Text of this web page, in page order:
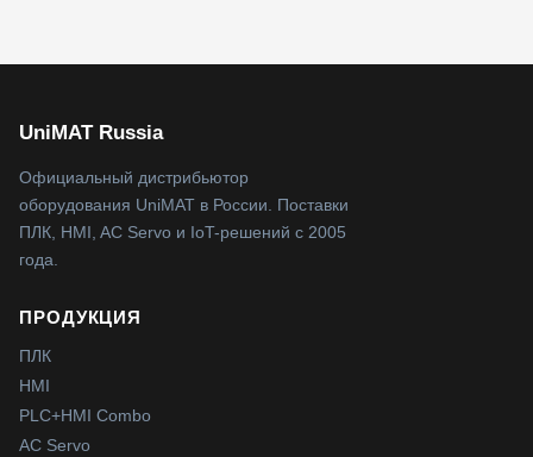
UniMAT Russia
Официальный дистрибьютор
оборудования UniMAT в России. Поставки
ПЛК, HMI, AC Servo и IoT-решений с 2005
года.
ПРОДУКЦИЯ
ПЛК
HMI
PLC+HMI Combo
AC Servo